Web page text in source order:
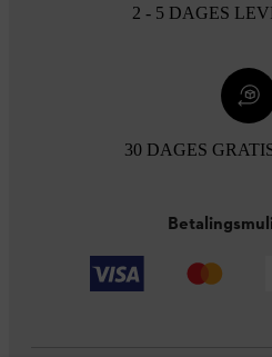
2 - 5 DAGES
30 DAGES